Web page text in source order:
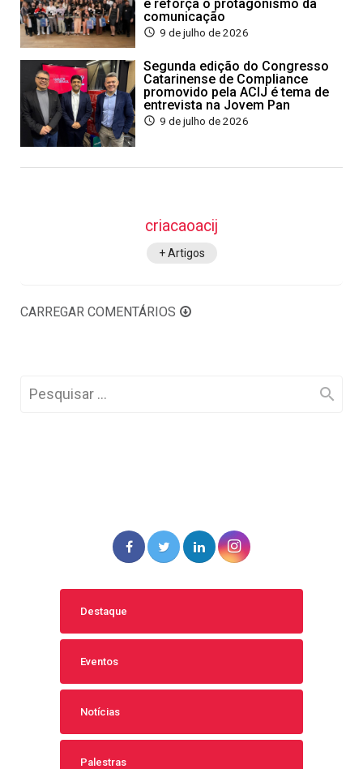
e reforça o protagonismo da
comunicação
9 de julho de 2026
Segunda edição do Congresso
Catarinense de Compliance
promovido pela ACIJ é tema de
entrevista na Jovem Pan
9 de julho de 2026
criacaoacij
+ Artigos
CARREGAR COMENTÁRIOS
Destaque
Eventos
Notícias
Palestras